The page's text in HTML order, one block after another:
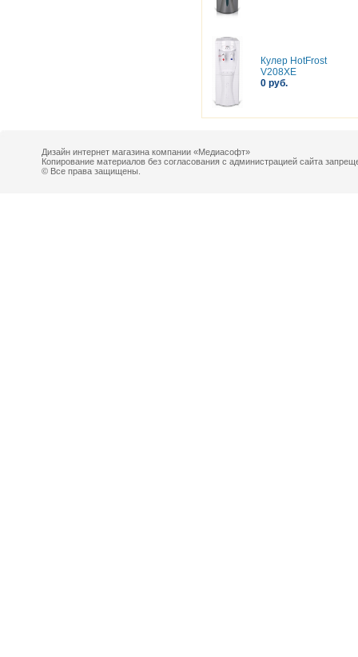
Кулер HotFrost
V208XE
0 руб.
Дизайн интернет магазина компании «Медиасофт»
Копирование материалов без согласования с администрацией сайта
© Все права защищены.